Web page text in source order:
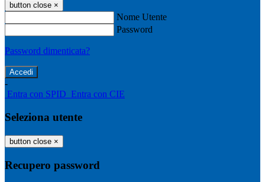
button close ×
Nome Utente
Password
Password dimenticata?
-
Entra con SPID Entra con CIE
Seleziona utente
button close ×
Recupero password